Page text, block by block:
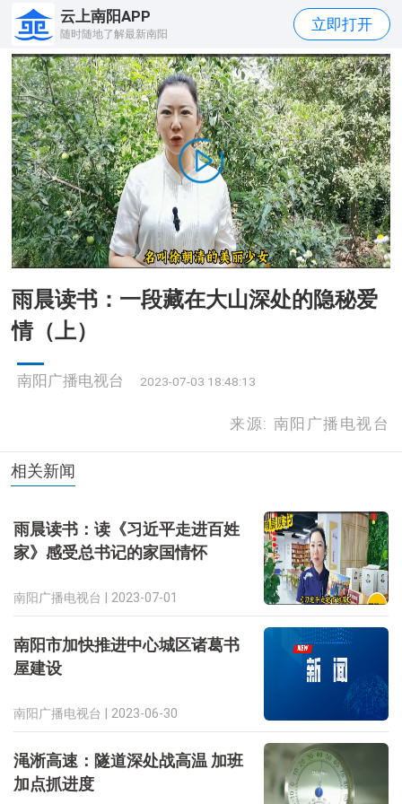
云上南阳APP
随时随地了解最新南阳
立即打开
雨晨读书：一段藏在大山深处的隐秘爱
情（上）
南阳广播电视台 2023-07-03 18:48:13
来源: 南阳广播电视台
相关新闻
雨晨读书：读《习近平走进百姓
家》感受总书记的家国情怀
南阳广播电视台 | 2023-07-01
南阳市加快推进中心城区诸葛书
屋建设
南阳广播电视台 | 2023-06-30
渑淅高速：隧道深处战高温 加班
加点抓进度